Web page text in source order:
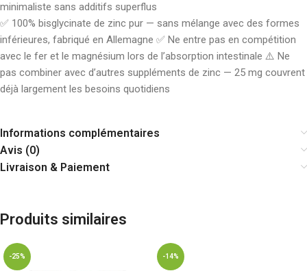
minimaliste sans additifs superflus
✅ 100% bisglycinate de zinc pur — sans mélange avec des formes
inférieures, fabriqué en Allemagne ✅ Ne entre pas en compétition
avec le fer et le magnésium lors de l’absorption intestinale ⚠️ Ne
pas combiner avec d’autres suppléments de zinc — 25 mg couvrent
déjà largement les besoins quotidiens
Informations complémentaires
Avis (0)
Livraison & Paiement
Produits similaires
-25% -14%